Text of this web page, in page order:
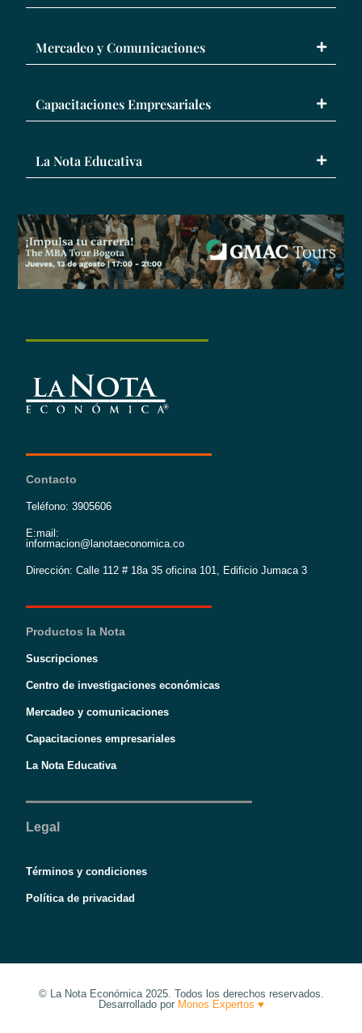
Mercadeo y Comunicaciones
Capacitaciones Empresariales
La Nota Educativa
Contacto
Teléfono: 3905606
E:mail:
informacion@lanotaeconomica.co
Dirección: Calle 112 # 18a 35 oficina 101, Edificio Jumaca 3
Productos la Nota
Suscripciones
Centro de investigaciones económicas
Mercadeo y comunicaciones
Capacitaciones empresariales
La Nota Educativa
Legal
Términos y condiciones
Política de privacidad
© La Nota Económica 2025. Todos los derechos reservados.
Desarrollado por Monos Expertos ♥